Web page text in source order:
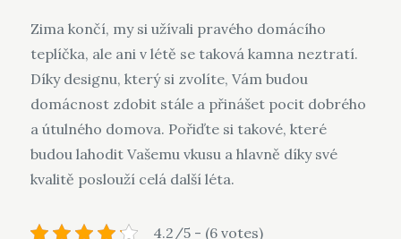
Zima končí, my si užívali pravého domácího
teplíčka, ale ani v létě se taková kamna neztratí.
Díky designu, který si zvolíte, Vám budou
domácnost zdobit stále a přinášet pocit dobrého
a útulného domova. Pořiďte si takové, které
budou lahodit Vašemu vkusu a hlavně díky své
kvalitě poslouží celá další léta.
4.2/5 - (6 votes)